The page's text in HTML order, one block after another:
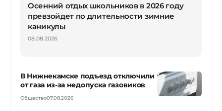
Осенний отдых школьников в 2026 году
превзойдет по длительности зимние
каникулы
08.08.2026
В Нижнекамске подъезд отключили
от газа из-за недопуска газовиков
Общество07.08.2026